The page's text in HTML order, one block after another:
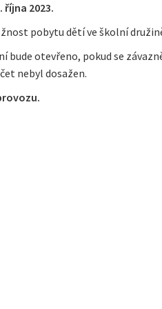
října 2023.
pobytu dětí ve školní
bude otevřeno, pokud se
nebyl dosažen.